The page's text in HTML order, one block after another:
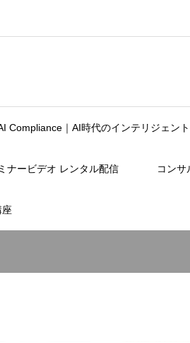
Compliance｜AI時代のインテリジェン
ナービデオ レンタル配信 コンサ